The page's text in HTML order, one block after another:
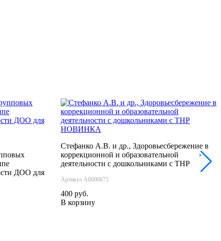
ДОО для
НОВИНКА
Стефанко А.В. и др., Здоровьесбережение в
коррекционной и образовательной
деятельности с дошкольниками с ТНР
Артикул А0000675
400 руб.
В корзину
›